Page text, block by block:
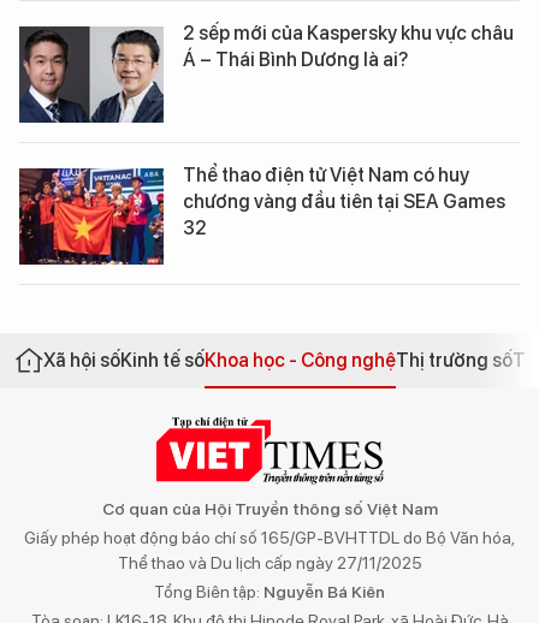
2 sếp mới của Kaspersky khu vực châu
Á – Thái Bình Dương là ai?
Thể thao điện tử Việt Nam có huy
chương vàng đầu tiên tại SEA Games
32
Xã hội sốKinh tế sốKhoa học - Công nghệThị trường số
Cơ quan của Hội Truyền thông số Việt Nam
Giấy phép hoạt động báo chí số 165/GP-BVHTTDL do Bộ Văn hóa,
Thể thao và Du lịch cấp ngày 27/11/2025
Tổng Biên tập: Nguyễn Bá Kiên